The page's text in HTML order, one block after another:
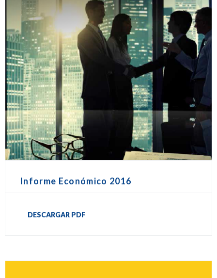
Informe Económico 2016
DESCARGAR PDF